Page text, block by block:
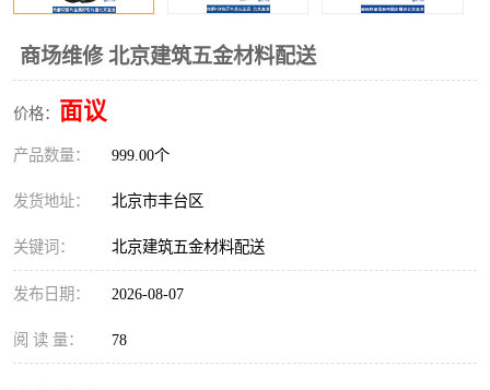
商场维修 北京建筑五金材料配送
价格： 面议
产品数量： 999.00个
发货地址： 北京市丰台区
关键词： 北京建筑五金材料配送
发布日期： 2026-08-07
阅 读 量： 78